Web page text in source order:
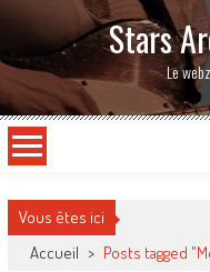
Stars
Le
Vous êtes ici
Accueil > Posts tagged